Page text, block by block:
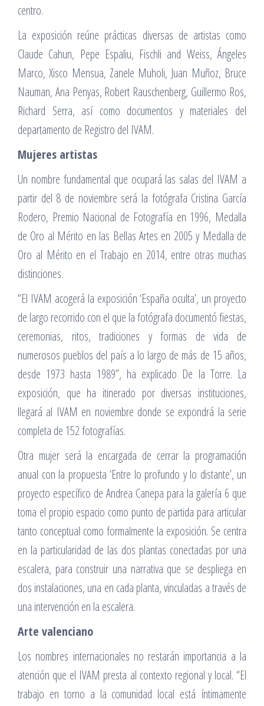
centro.
La exposición reúne prácticas diversas de artistas como
Claude Cahun, Pepe Espaliu, Fischli and Weiss, Ángeles
Marco, Xisco Mensua, Zanele Muholi, Juan Muñoz, Bruce
Nauman, Ana Penyas, Robert Rauschenberg, Guillermo Ros,
Richard Serra, así como documentos y materiales del
departamento de Registro del IVAM.
Mujeres artistas
Un nombre fundamental que ocupará las salas del IVAM a
partir del 8 de noviembre será la fotógrafa Cristina García
Rodero, Premio Nacional de Fotografía en 1996, Medalla
de Oro al Mérito en las Bellas Artes en 2005 y Medalla de
Oro al Mérito en el Trabajo en 2014, entre otras muchas
distinciones.
“El IVAM acogerá la exposición ‘España oculta’, un proyecto
de largo recorrido con el que la fotógrafa documentó fiestas,
ceremonias, ritos, tradiciones y formas de vida de
numerosos pueblos del país a lo largo de más de 15 años,
desde 1973 hasta 1989”, ha explicado De la Torre. La
exposición, que ha itinerado por diversas instituciones,
llegará al IVAM en noviembre donde se expondrá la serie
completa de 152 fotografías.
Otra mujer será la encargada de cerrar la programación
anual con la propuesta ‘Entre lo profundo y lo distante’, un
proyecto específico de Andrea Canepa para la galería 6 que
toma el propio espacio como punto de partida para articular
tanto conceptual como formalmente la exposición. Se centra
en la particularidad de las dos plantas conectadas por una
escalera, para construir una narrativa que se despliega en
dos instalaciones, una en cada planta, vinculadas a través de
una intervención en la escalera.
Arte valenciano
Los nombres internacionales no restarán importancia a la
atención que el IVAM presta al contexto regional y local. “El
trabajo en torno a la comunidad local está íntimamente